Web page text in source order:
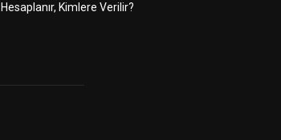
Hesaplanır, Kimlere Verilir?